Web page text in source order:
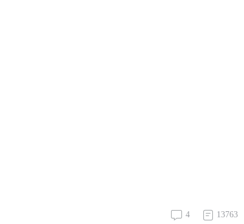
4 13763